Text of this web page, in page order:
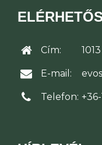
Cím:
E-mail:
Telefon: